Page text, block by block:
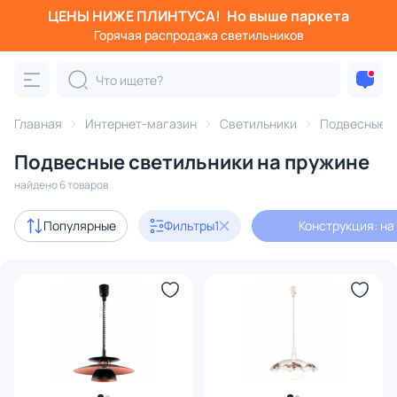
ЦЕНЫ НИЖЕ ПЛИНТУСА! Но выше паркета
Горячая распродажа светильников
Главная Интернет-магазин Светильники Подвесные
Подвесные светильники на пружине
найдено 6 товаров
Популярные Фильтры1 Конструкция:
Фильтры
Категория: Подвесные светильники
шары подвесы одиночные светодиодные
Дизайнерский свет